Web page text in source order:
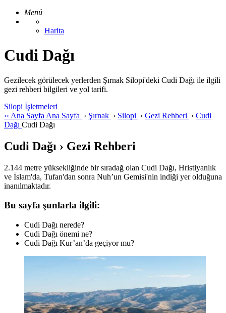
Menü
Harita
Cudi Dağı
Gezilecek görülecek yerlerden Şırnak Silopi'deki Cudi Dağı ile ilgili
gezi rehberi bilgileri ve yol tarifi.
Silopi İşletmeleri
‹‹ Ana Sayfa Ana Sayfa › Şırnak › Silopi › Gezi Rehberi › Cudi
Dağı Cudi Dağı
Cudi Dağı › Gezi Rehberi
2.144 metre yüksekliğinde bir sıradağ olan Cudi Dağı, Hristiyanlık
ve İslam'da, Tufan'dan sonra Nuh’un Gemisi'nin indiği yer olduğuna
inanılmaktadır.
Bu sayfa şunlarla ilgili:
Cudi Dağı nerede?
Cudi Dağı önemi ne?
Cudi Dağı Kur’an’da geçiyor mu?